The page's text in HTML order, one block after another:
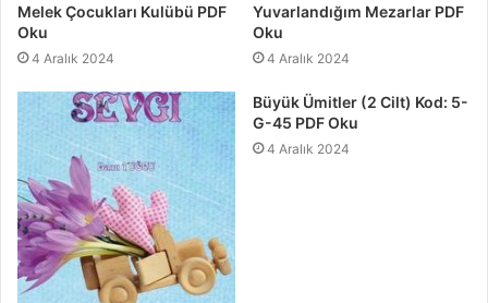
Melek Çocukları Kulübü PDF
Oku
4 Aralık 2024
Yuvarlandığım Mezarlar PDF
Oku
4 Aralık 2024
Büyük Ümitler (2 Cilt) Kod: 5-
G-45 PDF Oku
4 Aralık 2024